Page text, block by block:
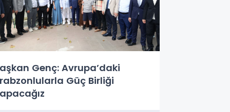
Genç: Avrupa’daki
Güç Birliği